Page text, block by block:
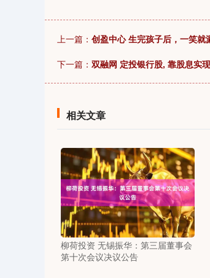
上一篇： 创盈中心 生完孩子后，一笑就
下一篇： 双融网 定投银行股, 靠股息实
相关文章
柳荷投资 无锡振华：第三届董事会
第十次会议决议公告